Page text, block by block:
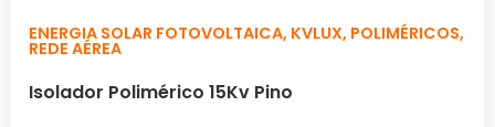
ENERGIA SOLAR FOTOVOLTAICA, KVLUX, POLIMÉRICOS,
REDE AÉREA
Isolador Polimérico 15Kv Pino